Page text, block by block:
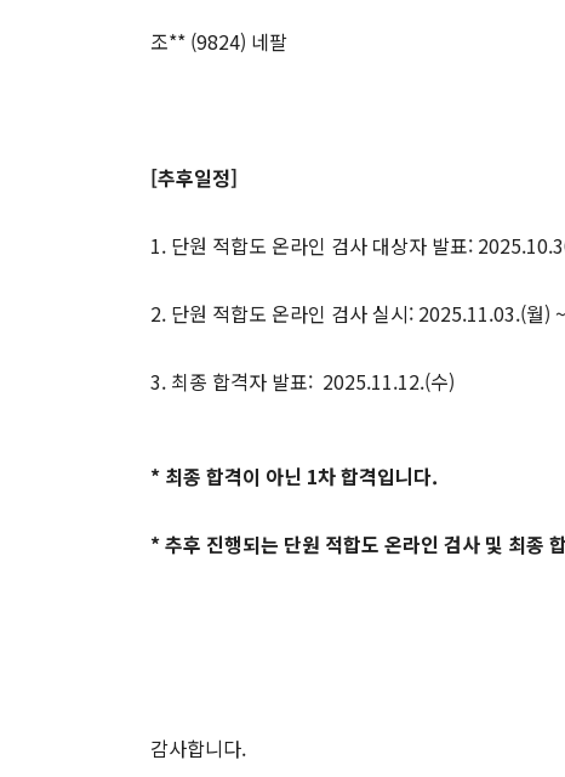
조** (9824) 네팔
[추후일정]
1. 단원 적합도 온라인 검사 대상자 발표:
2. 단원 적합도 온라인 검사 실시: 2025.11.03.(월)
3. 최종 합격자 발표: 2025.11.12.(수)
* 최종 합격이 아닌 1차 합격입니다.
* 추후 진행되는 단원 적합도 온라인 검사 및 최종
감사합니다.